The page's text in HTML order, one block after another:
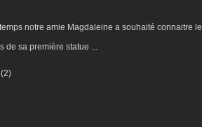
notre amie Magdaleine a souhaité connaitre le
de sa première statue ...